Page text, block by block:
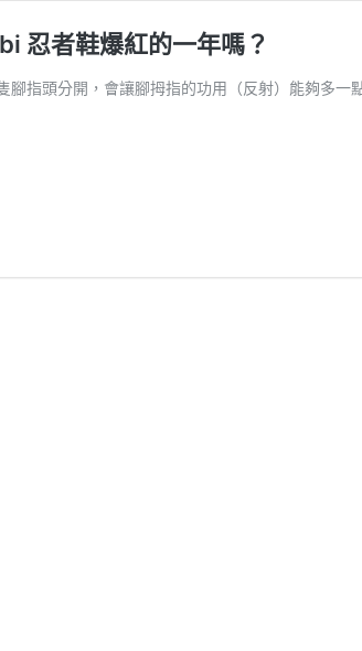
忍者鞋爆紅的一年嗎？
腳指頭分開，會讓腳拇指的功用（反射）能夠多